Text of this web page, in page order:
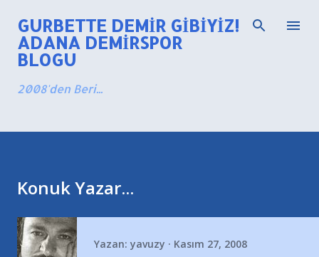
Ana içeriğe atla
GURBETTE DEMIR GIBIYIZ!
ADANA DEMIRSPOR
BLOGU
2008'den Beri...
Konuk Yazar...
Yazan: yavuzy Kasım 27, 2008